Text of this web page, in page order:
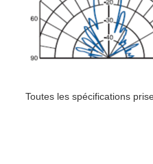
Toutes les spécifications